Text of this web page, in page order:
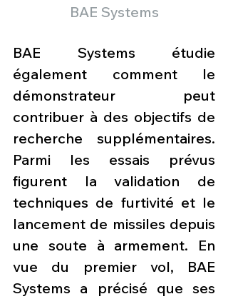
BAE Systems
BAE Systems étudie
également comment le
démonstrateur peut
contribuer à des objectifs de
recherche supplémentaires.
Parmi les essais prévus
figurent la validation de
techniques de furtivité et le
lancement de missiles depuis
une soute à armement. En
vue du premier vol, BAE
Systems a précisé que ses